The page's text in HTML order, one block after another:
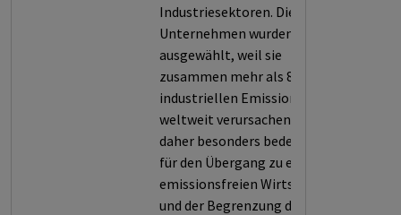
Industriesektoren. Die
Unternehmen wurden
ausgewählt, weil sie
zusammen mehr als 80% der
industriellen Emissionen
weltweit verursachen und
daher besonders bedeutsam
für den Übergang zu einer
emissionsfreien Wirtschaft
und der Begrenzung der